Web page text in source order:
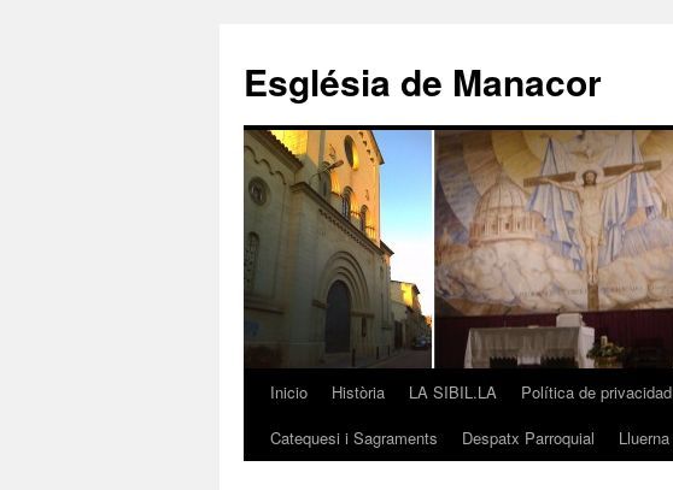
contenido
Església de Manacor
Inicio Història LA SIBIL.LA Política de privacidad
Catequesi i Sagraments
Despatx Parroquial Lluerna